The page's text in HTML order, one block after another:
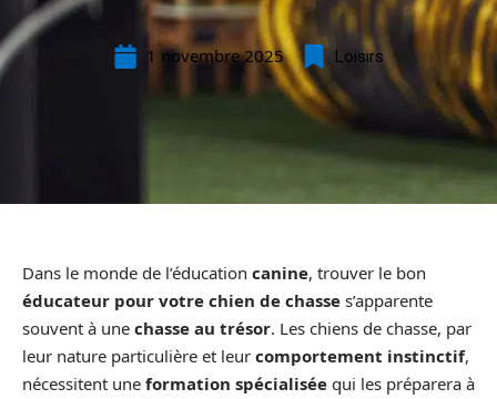
1 novembre 2025 Loisirs
Dans le monde de l’éducation canine, trouver le bon
éducateur pour votre chien de chasse s’apparente
souvent à une chasse au trésor. Les chiens de chasse, par
leur nature particulière et leur comportement instinctif,
nécessitent une formation spécialisée qui les préparera à